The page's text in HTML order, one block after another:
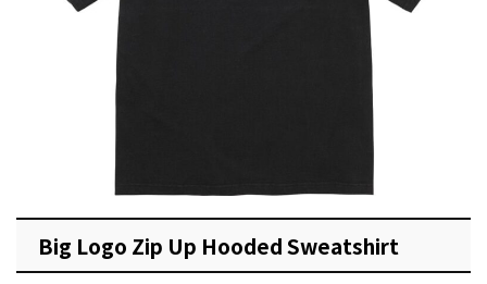
Big Logo Zip Up Hooded Sweatshirt